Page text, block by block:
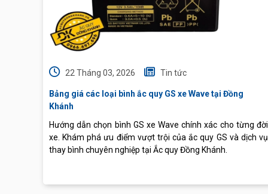
22 Tháng 03, 2026 Tin tức
Bảng giá các loại bình ắc quy GS xe Wave tại Đồng
Khánh
Hướng dẫn chọn bình GS xe Wave chính xác cho từng đời
xe. Khám phá ưu điểm vượt trội của ắc quy GS và dịch vụ
thay bình chuyên nghiệp tại Ắc quy Đồng Khánh.